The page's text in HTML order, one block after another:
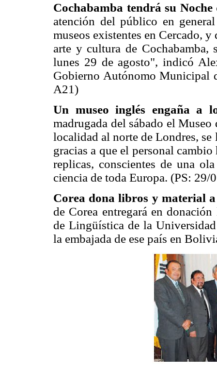
Cochabamba tendrá su
atención del público en
museos existentes en Cercado,
arte y cultura de Cochabamba,
lunes 29 de agosto", indicó
Gobierno Autónomo Municipal
A21)
Un museo inglés engaña a
madrugada del sábado el
localidad al norte de Londres,
gracias a que el personal
replicas, conscientes de una
ciencia de toda Europa. (PS: 29/
Corea dona libros y material
de Corea entregará en
de Lingüística de la
la embajada de ese país en